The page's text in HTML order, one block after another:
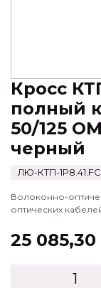
Кросс
полный
50/125
черный
ЛЮ-КТП-
Волоконно-
оптических
25